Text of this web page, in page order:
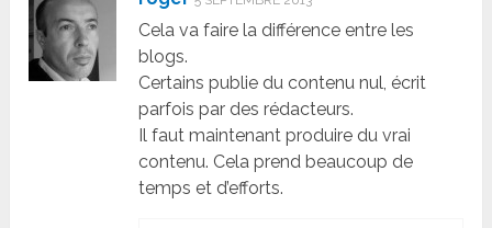
Cela va faire la différence entre les
blogs.
Certains publie du contenu nul, écrit
parfois par des rédacteurs.
Il faut maintenant produire du vrai
contenu. Cela prend beaucoup de
temps et d’efforts.